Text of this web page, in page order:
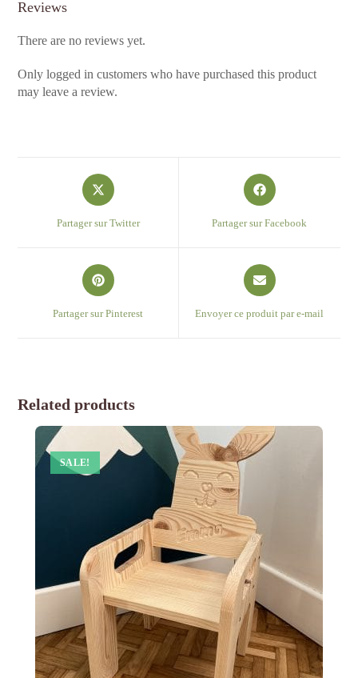
Reviews
There are no reviews yet.
Only logged in customers who have purchased this product
may leave a review.
Opens
in
new
Partager sur Twitter
Opens
in
Partager sur Facebook
Opens
in
Partager sur Pinterest
Opens
in
new
Envoyer ce produit par e-mail
Related products
SALE!